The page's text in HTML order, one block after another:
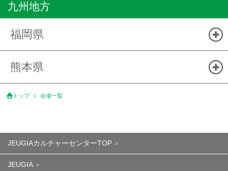
九州地方
福岡県
熊本県
トップ 会場一覧
JEUGIAカルチャーセンターTOP
JEUGIA